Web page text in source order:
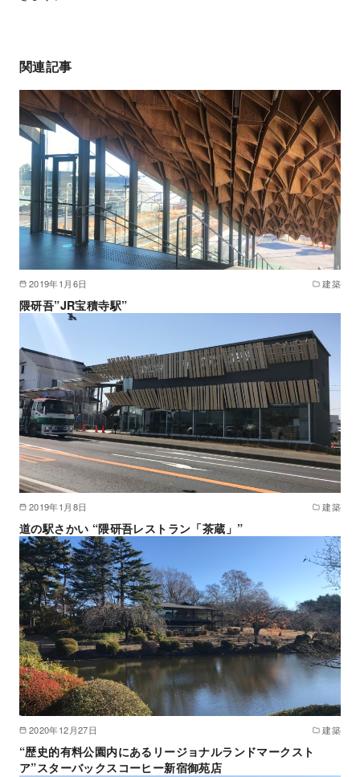
関連記事
2019年1月6日 建築
隈研吾”JR宝積寺駅”
2019年1月8日 建築
道の駅さかい “隈研吾レストラン「茶蔵」”
2020年12月27日 建築
“歴史的有料公園内にあるリージョナルランドマークスト
ア”スターバックスコーヒー新宿御苑店